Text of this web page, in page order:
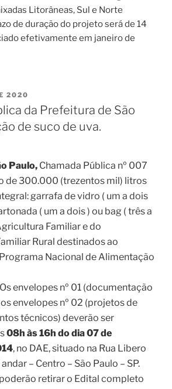
Litorâneas, Sul e Norte
de duração do projeto será de 14
efetivamente em janeiro de
2020
da Prefeitura de São
de suco de uva.
Paulo, Chamada Pública nº 007
de 300.000 (trezentos mil) litros
garrafa de vidro ( um a dois
( um a dois ) ou bag ( três a
Familiar e do
Rural destinados ao
Nacional de Alimentação
envelopes nº 01 (documentação
envelopes nº 02 (projetos de
técnicos) deverão ser
08h às 16h do dia 07 de
, no DAE, situado na Rua Libero
– Centro – São Paulo – SP.
retirar o Edital completo